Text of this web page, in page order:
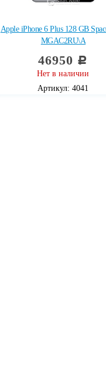
Apple iPhone 6 Plus 128 GB
MGAC2RU\A
46950 c
Нет в наличии
Артикул: 4041